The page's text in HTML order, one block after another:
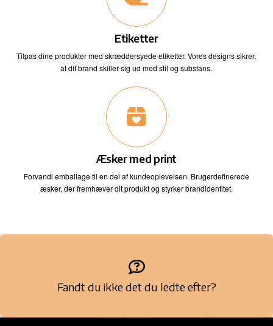
Etiketter
Tilpas dine produkter med skræddersyede etiketter. Vores designs sikrer,
at dit brand skiller sig ud med stil og substans.
Æsker med print
Forvandl emballage til en del af kundeoplevelsen. Brugerdefinerede
æsker, der fremhæver dit produkt og styrker brandidentitet.
Fandt du ikke det du ledte efter?